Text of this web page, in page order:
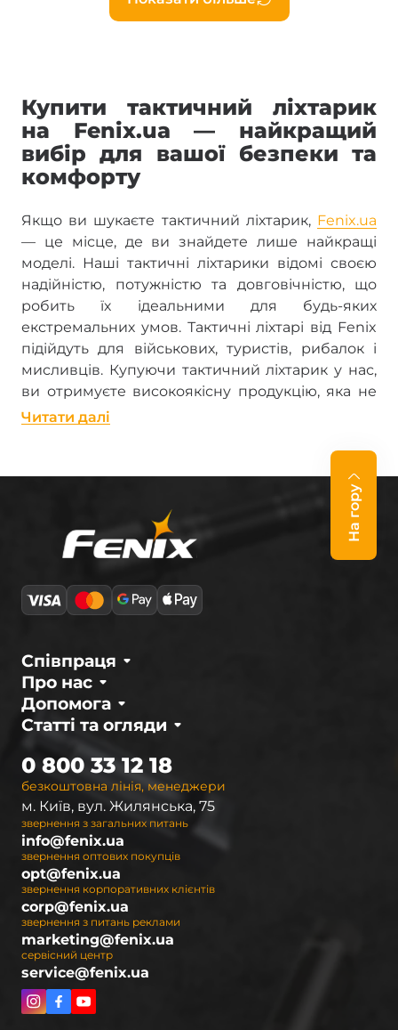
на
сторінки
Купити тактичний ліхтарик
на Fenix.ua — найкращий
вибір для вашої безпеки та
комфорту
Якщо ви шукаєте тактичний ліхтарик, Fenix.ua
— це місце, де ви знайдете лише найкращі
моделі. Наші тактичні ліхтарики відомі своєю
надійністю, потужністю та довговічністю, що
робить їх ідеальними для будь-яких
екстремальних умов. Тактичні ліхтарі від Fenix
підійдуть для військових, туристів, рибалок і
мисливців. Купуючи тактичний ліхтарик у нас,
ви отримуєте високоякісну продукцію, яка не
підведе в будь-якій ситуації.
Найкращі тактичні ліхтарі
для різних умов
На Fenix.ua ви знайдете широкий вибір
тактичних ліхтариків, які підходять для різних
умов — від нічних походів до військових
завдань. Ми пропонуємо ліхтарик налобний
тактичний, що зручний для використання в
акумуляторний тактичний, який дозволяє
працювати тривалий час без потреби заміни
батарей.
Вибір тактичних ліхтарів для активних
подорожей
При виборі тактичного ліхтарика для
подорожей важливо звернути увагу на
яскравість, тривалість роботи та компактність.
На Fenix.ua ви знайдете моделі, які забезпечать
надійне освітлення в будь-яких умовах:
Яскравістьдля нічних походів.
Тривалий час роботи
Компактні та легкі
подорожах.
Читати далi
На гору
Про нас
Співпраця
Статті та огляди
Допомога
безкоштовна лінія, менеджери
0 800 33 12 18
м. Київ, вул. Жилянська, 75
звернення з загальних питань
info@fenix.ua
звернення оптових покупців
opt@fenix.ua
звернення корпоративних клієнтів
corp@fenix.ua
звернення з питань реклами
marketing@fenix.ua
сервісний центр
service@fenix.ua